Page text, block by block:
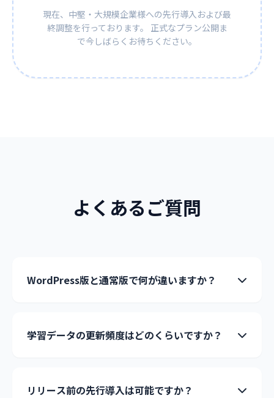
現在、中堅・大規模企業様への先行導入および最
終調整を行っております。
正式なプラン公開ま
で今しばらくお待ちください。
よくあるご質問
WordPress版と通常版で何が違いますか？
学習データの更新頻度はどのくらいですか？
リリース前の先行導入は可能ですか？